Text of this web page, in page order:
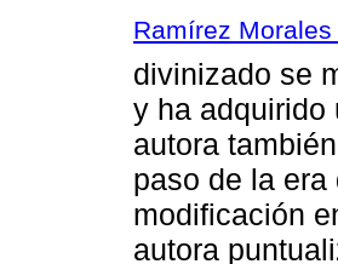
Ramírez Morales
divinizado se
y ha adquirido
autora
paso de la
modificación
autora